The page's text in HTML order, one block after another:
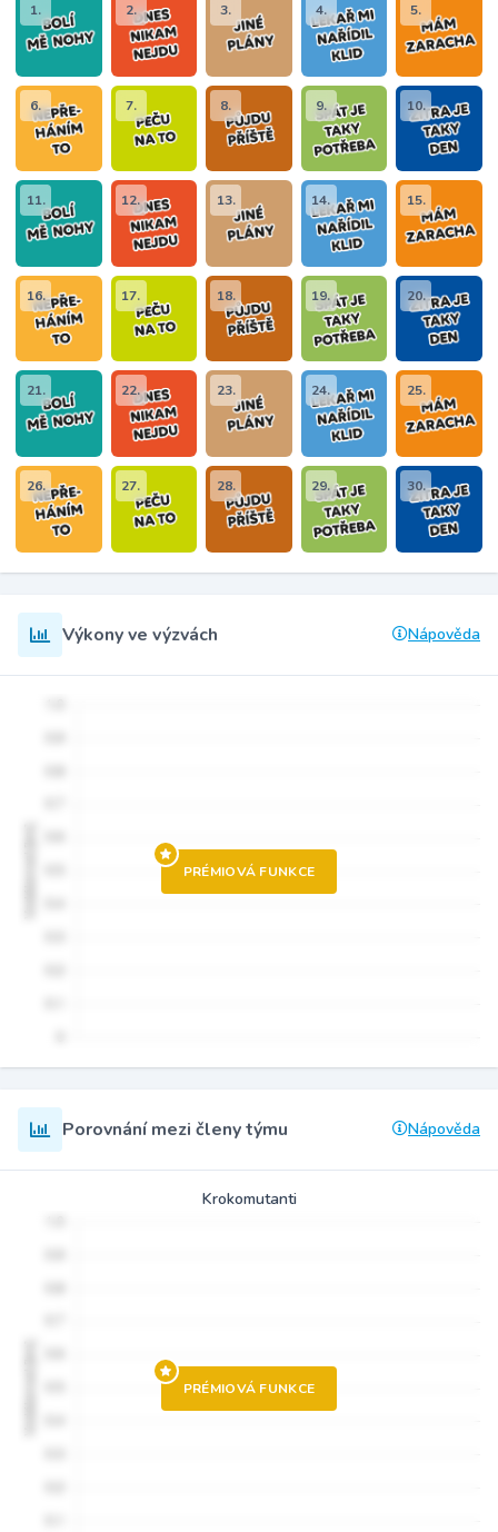
1. 2. 3. 4. 5.
6. 7. 8. 9. 10.
11. 12. 13. 14. 15.
16. 17. 18. 19. 20.
21. 22. 23. 24. 25.
26. 27. 28. 29. 30.
Výkony ve výzvách Nápověda
PRÉMIOVÁ FUNKCE
Porovnání mezi členy týmu Nápověda
Krokomutanti
PRÉMIOVÁ FUNKCE